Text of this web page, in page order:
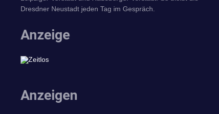
Dresdner Neustadt jeden Tag im Gespräch.
Anzeige
Anzeigen